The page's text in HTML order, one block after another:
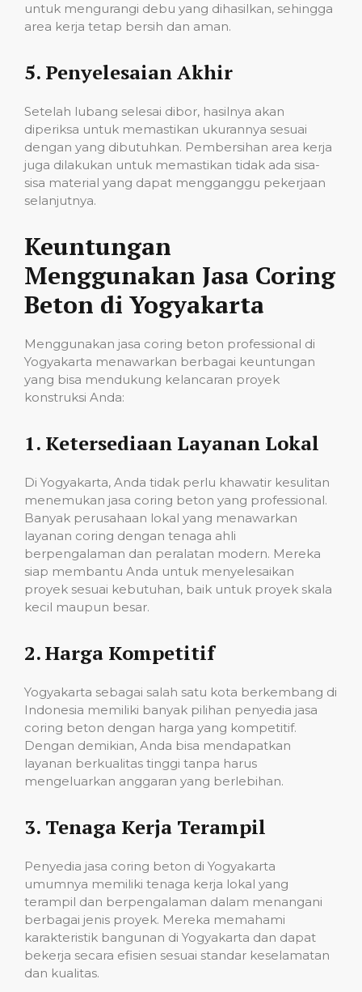
untuk mengurangi debu yang dihasilkan, sehingga
area kerja tetap bersih dan aman.
5. Penyelesaian Akhir
Setelah lubang selesai dibor, hasilnya akan
diperiksa untuk memastikan ukurannya sesuai
dengan yang dibutuhkan. Pembersihan area kerja
juga dilakukan untuk memastikan tidak ada sisa-
sisa material yang dapat mengganggu pekerjaan
selanjutnya.
Keuntungan
Menggunakan Jasa Coring
Beton di Yogyakarta
Menggunakan jasa coring beton professional di
Yogyakarta menawarkan berbagai keuntungan
yang bisa mendukung kelancaran proyek
konstruksi Anda:
1. Ketersediaan Layanan Lokal
Di Yogyakarta, Anda tidak perlu khawatir kesulitan
menemukan jasa coring beton yang professional.
Banyak perusahaan lokal yang menawarkan
layanan coring dengan tenaga ahli
berpengalaman dan peralatan modern. Mereka
siap membantu Anda untuk menyelesaikan
proyek sesuai kebutuhan, baik untuk proyek skala
kecil maupun besar.
2.Harga Kompetitif
Yogyakarta sebagai salah satu kota berkembang di
Indonesia memiliki banyak pilihan penyedia jasa
coring beton dengan harga yang kompetitif.
Dengan demikian, Anda bisa mendapatkan
layanan berkualitas tinggi tanpa harus
mengeluarkan anggaran yang berlebihan.
3. Tenaga Kerja Terampil
Penyedia jasa coring beton di Yogyakarta
umumnya memiliki tenaga kerja lokal yang
terampil dan berpengalaman dalam menangani
berbagai jenis proyek. Mereka memahami
karakteristik bangunan di Yogyakarta dan dapat
bekerja secara efisien sesuai standar keselamatan
dan kualitas.